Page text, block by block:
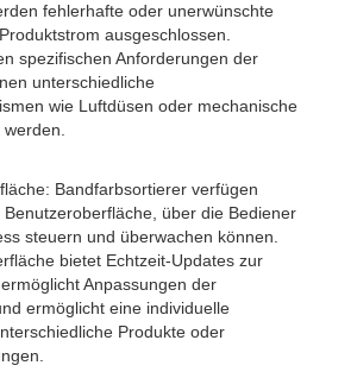
fehlerhafte oder unerwünschte
ausgeschlossen.
spezifischen Anforderungen der
unterschiedliche
wie Luftdüsen oder mechanische
Bandfarbsortierer verfügen
über die Bediener
steuern und überwachen können.
bietet Echtzeit-Updates zur
Anpassungen der
ermöglicht eine individuelle
Produkte oder